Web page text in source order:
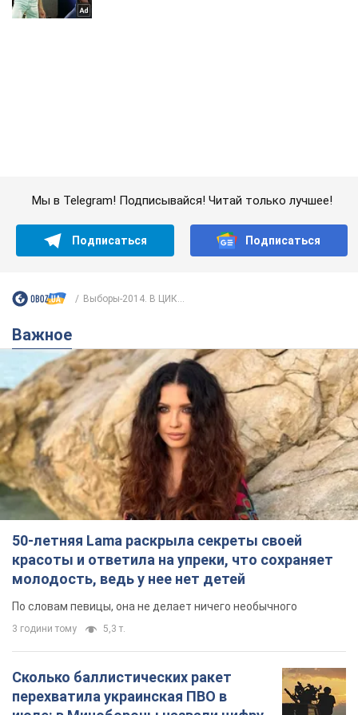
50-летняя Lama раскрыла секреты своей
красоты и ответила на упреки, что сохраняет
молодость, ведь у нее нет детей
По словам певицы, она не делает ничего необычного
3 години тому 5,3 т.
Сколько баллистических ракет
перехватила украинская ПВО в
июле: в Минобороны назвали цифру
Украинская ПВО работала в условиях
Аурика Ротару через суд изменила
свою пенсию, на которую ранее
жаловалась: сколько получала